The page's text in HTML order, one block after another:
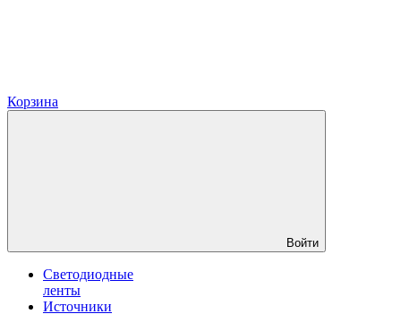
Корзина
Войти
Светодиодные
ленты
Источники